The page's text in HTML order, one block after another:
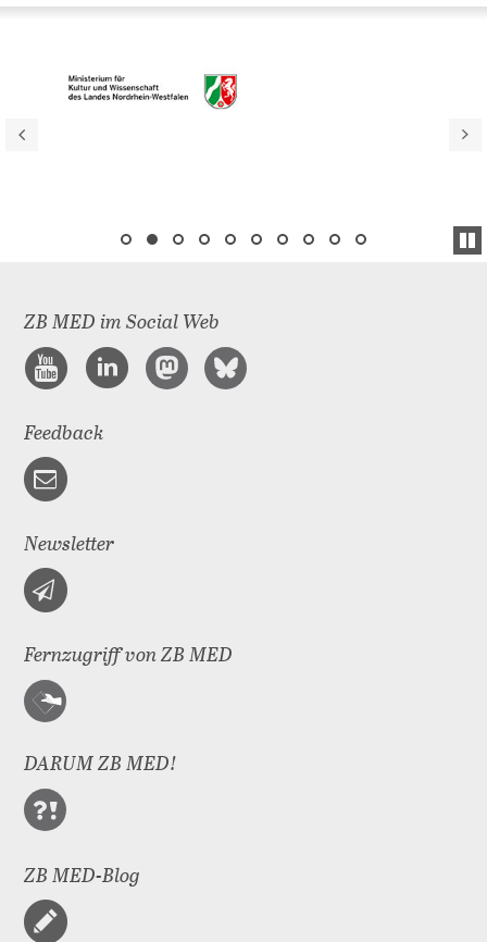
ZB MED im Social Web
Feedback
Newsletter
Fernzugriff von ZB MED
DARUM ZB MED!
ZB MED-Blog